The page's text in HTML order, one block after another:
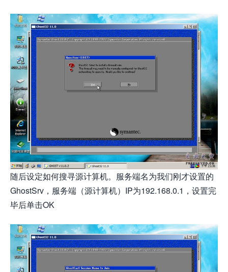
随后设定如何搜寻源计算机。服务端名为我们刚才设置的
GhostSrv，服务端（源计算机）IP为192.168.0.1，设置完
毕后单击OK